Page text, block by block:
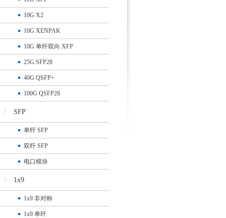
10G X2
10G XENPAK
10G 单纤双向 XFP
25G SFP28
40G QSFP+
100G QSFP28
SFP
单纤 SFP
双纤 SFP
电口模块
1x9
1x9 非对称
1x9 单纤